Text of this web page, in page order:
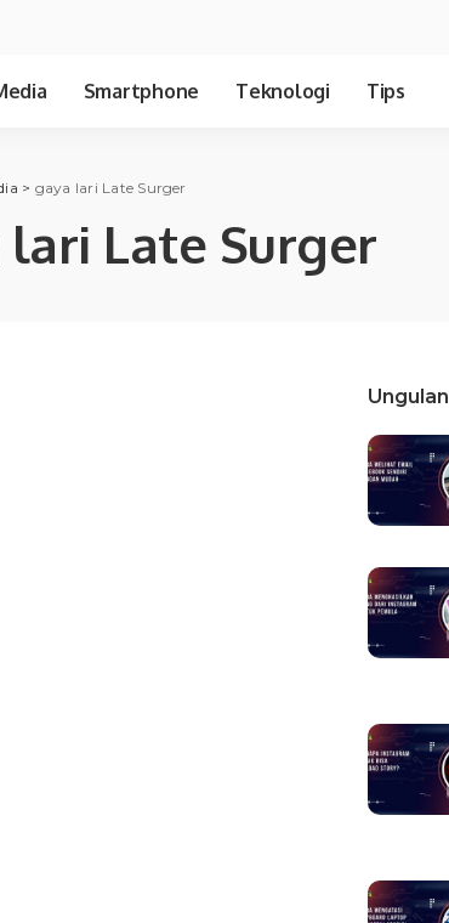
Smartphone Teknologi Tips
> gaya lari Late Surger
Late Surger
Ungulan